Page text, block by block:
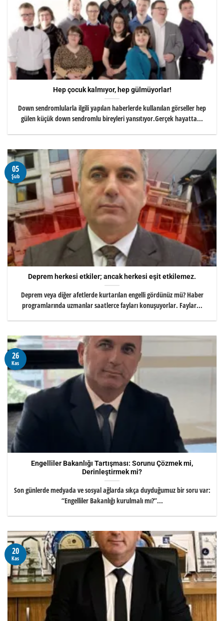
Hep çocuk kalmıyor, hep gülmüyorlar!
Down sendromlularla ilgili yapılan haberlerde kullanılan görseller hep
gülen küçük down sendromlu bireyleri yansıtıyor.Gerçek hayatta...
Deprem herkesi etkiler; ancak herkesi eşit etkilemez.
Deprem veya diğer afetlerde kurtarılan engelli gördünüz mü? Haber
programlarında uzmanlar saatlerce fayları konuşuyorlar. Faylar...
05
Şub
Engelliler Bakanlığı Tartışması: Sorunu Çözmek mi,
Derinleştirmek mi?
Son günlerde medyada ve sosyal ağlarda sıkça duyduğumuz bir soru var:
“Engelliler Bakanlığı kurulmalı mı?”...
26
Kas
20
Kas